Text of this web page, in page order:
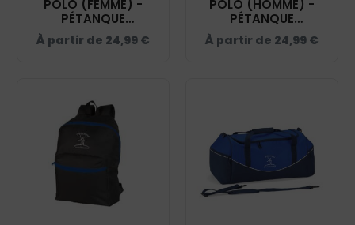
POLO (FEMME) -
PÉTANQUE
CASTELNAUDAISE -
NAVY - BCI1F
À partir de 24,99 €
POLO (HOMME) -
PÉTANQUE
CASTELNAUDAISE -
NAVY - BCID1
À partir de 24,99 €